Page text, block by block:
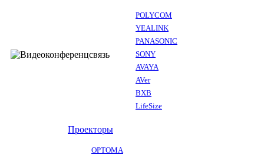
POLYCOM
YEALINK
PANASONIC
SONY
AVAYA
AVer
BXB
LifeSize
Проекторы
OPTOMA